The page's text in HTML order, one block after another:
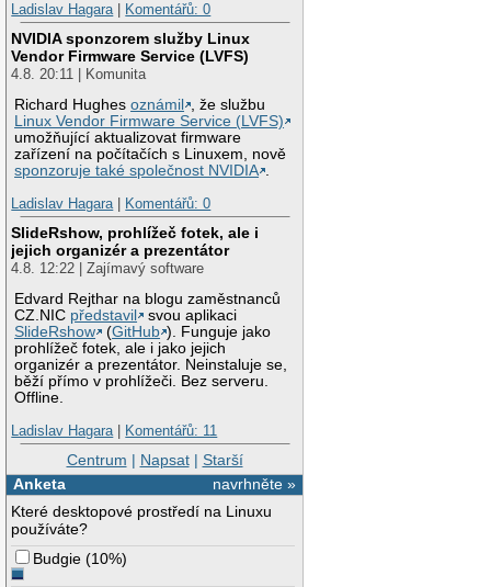
Ladislav Hagara| Komentářů: 0
NVIDIA sponzorem služby Linux
Vendor Firmware Service (LVFS)
4.8. 20:11 | Komunita
Richard Hughesoznámil
, že službu
Linux Vendor Firmware Service (LVFS)
umožňující aktualizovat firmware
zařízení na počítačích s Linuxem, nově
sponzoruje také společnost NVIDIA .
Ladislav Hagara| Komentářů: 0
SlideRshow, prohlížeč fotek, ale i
jejich organizér a prezentátor
4.8. 12:22 | Zajímavý software
Edvard Rejthar na blogu zaměstnanců
CZ.NIC představil
svou aplikaci
SlideRshow
(GitHub ). Funguje jako
prohlížeč fotek, ale i jako jejich
organizér a prezentátor. Neinstaluje se,
běží přímo v prohlížeči. Bez serveru.
Offline.
Ladislav Hagara| Komentářů: 11
Centrum | Napsat| Starší
navrhněte »
Anketa
Které desktopové prostředí na Linuxu
používáte?
Budgie (10%)